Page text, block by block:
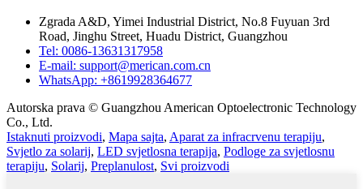
Zgrada A&D, Yimei Industrial District, No.8 Fuyuan 3rd
Road, Jinghu Street, Huadu District, Guangzhou
Tel: 0086-13631317958
E-mail: support@merican.com.cn
WhatsApp: +8619928364677
Autorska prava © Guangzhou American Optoelectronic Technology
Co., Ltd.
Istaknuti proizvodi, Mapa sajta, Aparat za infracrvenu terapiju,
Svjetlo za solarij, LED svjetlosna terapija, Podloge za svjetlosnu
terapiju, Solarij, Preplanulost, Svi proizvodi